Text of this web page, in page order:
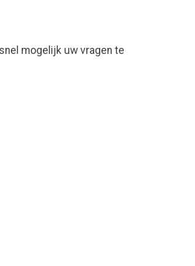
mogelijk uw vragen te